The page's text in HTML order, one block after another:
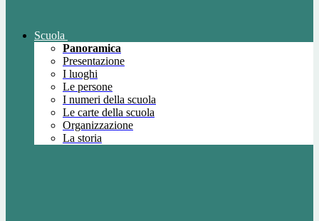
Scuola
Panoramica
Presentazione
I luoghi
Le persone
I numeri della scuola
Le carte della scuola
Organizzazione
La storia